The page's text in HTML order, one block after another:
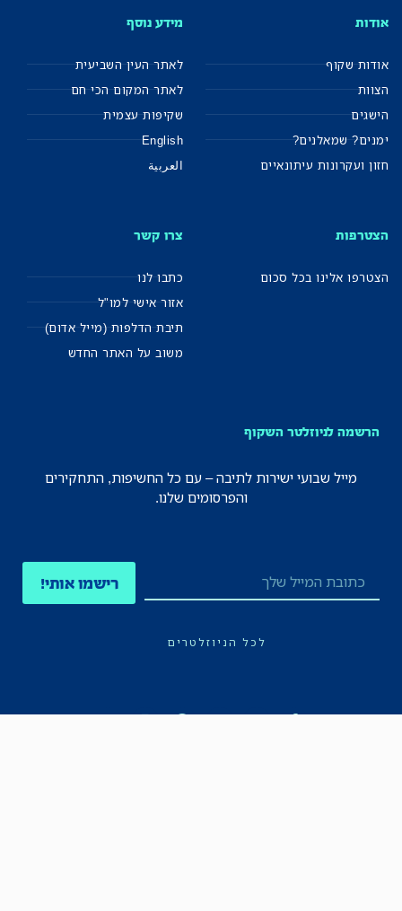
אודות
אודות שקוף
הצוות
הישגים
ימנים? שמאלנים?
חזון ועקרונות עיתונאיים
מידע נוסף
לאתר העין השביעית
לאתר המקום הכי חם
שקיפות עצמית
English
العربية
הצטרפות
הצטרפו אלינו בכל סכום
צרו קשר
כתבו לנו
אזור אישי למו"ל
תיבת הדלפות (מייל אדום)
משוב על האתר החדש
הרשמה לניוזלטר השקוף
מייל שבועי ישירות לתיבה – עם כל החשיפות, התחקירים
והפרסומים שלנו.
רישמו אותי!
לכל הניוזלטרים